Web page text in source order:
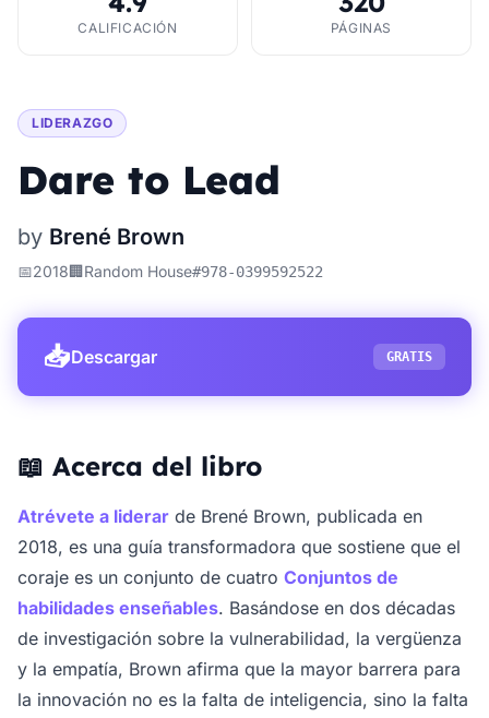
CALIFICACIÓN PÁGINAS
LIDERAZGO
Dare to Lead
by Brené Brown
📅2018🏢Random House#978-0399592522
📥Descargar GRATIS
📖 Acerca del libro
Atrévete a liderar de Brené Brown, publicada en
2018, es una guía transformadora que sostiene que el
coraje es un conjunto de cuatro Conjuntos de
habilidades enseñables. Basándose en dos décadas
de investigación sobre la vulnerabilidad, la vergüenza
y la empatía, Brown afirma que la mayor barrera para
la innovación no es la falta de inteligencia, sino la falta